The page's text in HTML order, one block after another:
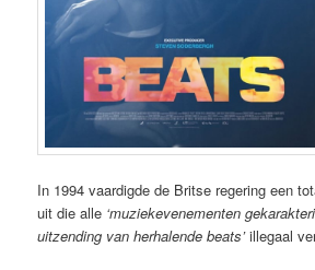
In 1994 vaardigde de Britse regering een
uit die alle ‘muziekevenementen
uitzending van herhalende beats’illegaal